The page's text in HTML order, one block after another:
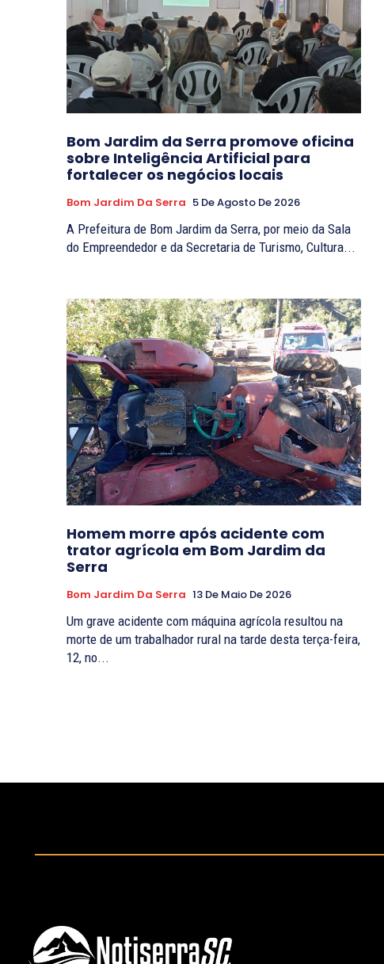
Bom Jardim da Serra promove oficina
sobre Inteligência Artificial para
fortalecer os negócios locais
Bom Jardim Da Serra 5 De Agosto De 2026
A Prefeitura de Bom Jardim da Serra, por meio da Sala
do Empreendedor e da Secretaria de Turismo, Cultura...
Homem morre após acidente com
trator agrícola em Bom Jardim da
Serra
Bom Jardim Da Serra 13 De Maio De 2026
Um grave acidente com máquina agrícola resultou na
morte de um trabalhador rural na tarde desta terça-feira,
12, no...